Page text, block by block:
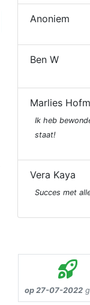
Anoniem
Ben W
Marlies
Ik heb
staat!
Vera Kaya
Succes met
op 27-07-2022